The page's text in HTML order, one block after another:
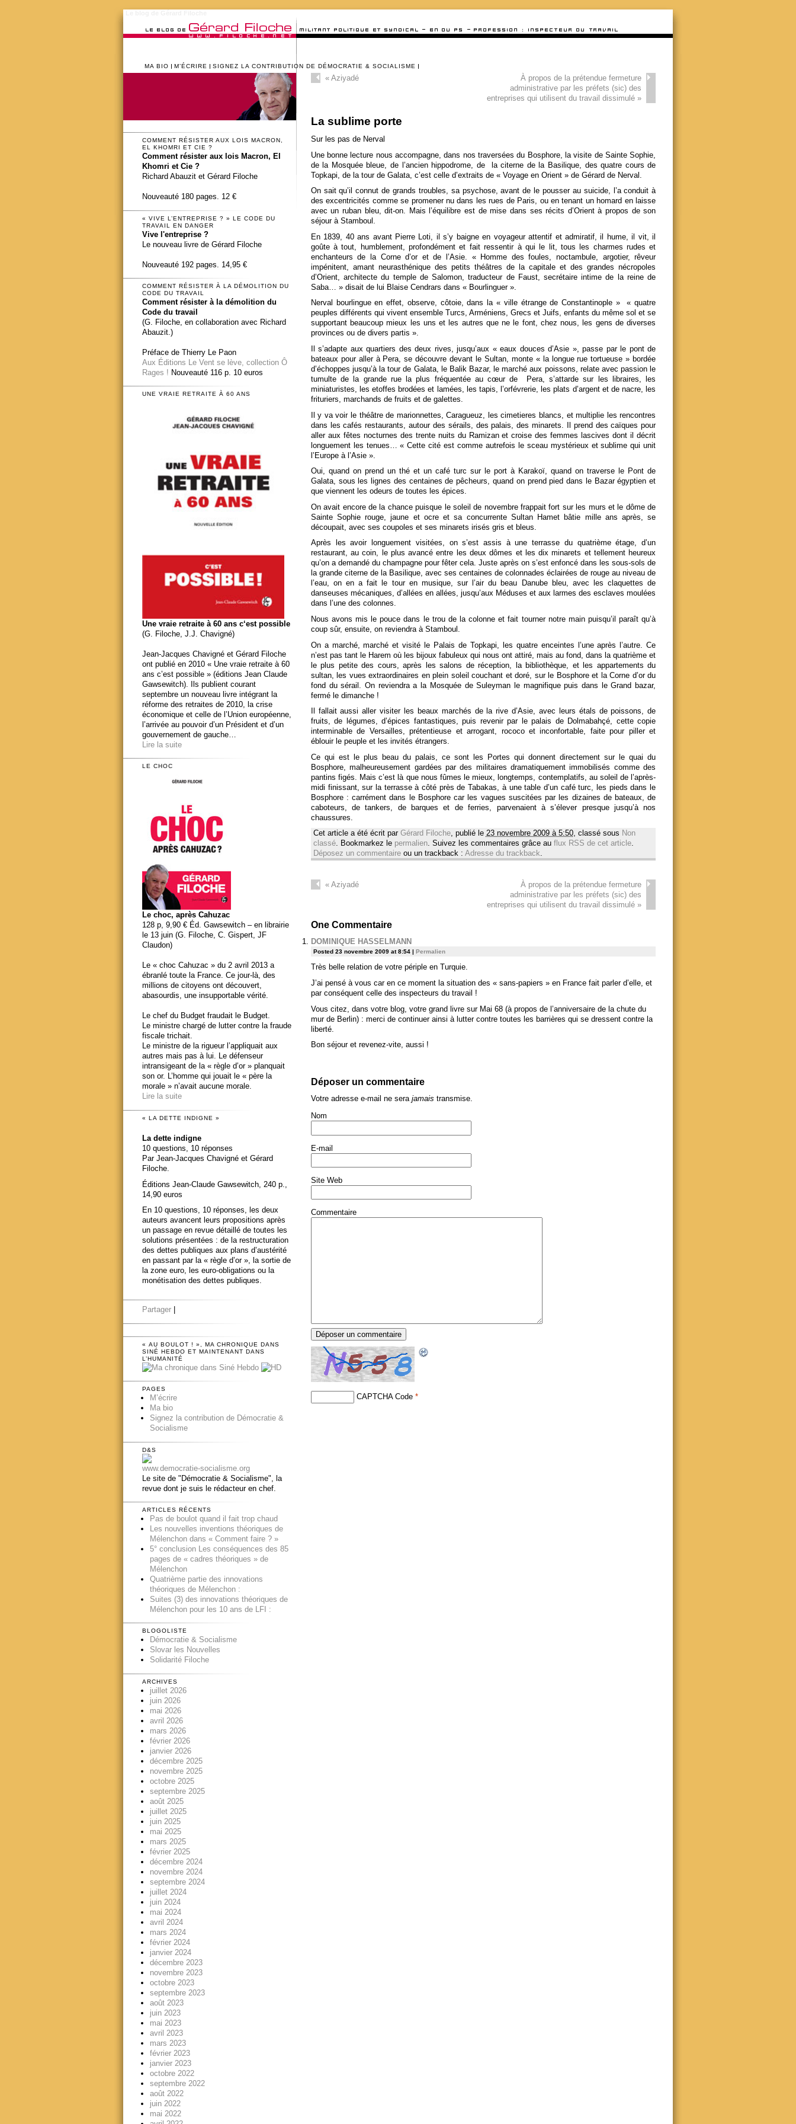
MA BIO M’ÉCRIRE SIGNEZ LA CONTRIBUTION DE DÉMOCRATIE & SOCIALISME
«Aziyadé
À propos de la prétendue fermeture
administrative par les préfets (sic) des
entreprises qui utilisent du travail dissimulé»
La sublime porte
Sur les pas de Nerval
Une bonne lecture nous accompagne, dans nos traversées du Bosphore, la visite de Sainte Sophie,
de la Mosquée bleue, de l’ancien hippodrome, de la citerne de la Basilique, des quatre cours de
Topkapi, de la tour de Galata, c’est celle d’extraits de « Voyage en Orient » de Gérard de Nerval.
On sait qu’il connut de grands troubles, sa psychose, avant de le pousser au suicide, l’a conduit à
des excentricités comme se promener nu dans les rues de Paris, ou en tenant un homard en laisse
avec un ruban bleu, dit-on. Mais l’équilibre est de mise dans ses récits d’Orient à propos de son
séjour à Stamboul.
En 1839, 40 ans avant Pierre Loti, il s’y baigne en voyageur attentif et admiratif, il hume, il vit, il
goûte à tout, humblement, profondément et fait ressentir à qui le lit, tous les charmes rudes et
enchanteurs de la Corne d’or et de l’Asie. « Homme des foules, noctambule, argotier, rêveur
impénitent, amant neurasthénique des petits théâtres de la capitale et des grandes nécropoles
d’Orient, architecte du temple de Salomon, traducteur de Faust, secrétaire intime de la reine de
Saba… » disait de lui Blaise Cendrars dans « Bourlinguer ».
Nerval bourlingue en effet, observe, côtoie, dans la « ville étrange de Constantinople » « quatre
peuples différents qui vivent ensemble Turcs, Arméniens, Grecs et Juifs, enfants du même sol et se
supportant beaucoup mieux les uns et les autres que ne le font, chez nous, les gens de diverses
provinces ou de divers partis ».
Il s’adapte aux quartiers des deux rives, jusqu’aux « eaux douces d’Asie », passe par le pont de
bateaux pour aller à Pera, se découvre devant le Sultan, monte « la longue rue tortueuse » bordée
d’échoppes jusqu’à la tour de Galata, le Balik Bazar, le marché aux poissons, relate avec passion le
tumulte de la grande rue la plus fréquentée au cœur de Pera, s’attarde sur les libraires, les
miniaturistes, les etoffes brodées et lamées, les tapis, l’orfévrerie, les plats d’argent et de nacre, les
frituriers, marchands de fruits et de galettes.
Il y va voir le théâtre de marionnettes, Caragueuz, les cimetieres blancs, et multiplie les rencontres
dans les cafés restaurants, autour des sérails, des palais, des minarets. Il prend des caïques pour
aller aux fêtes nocturnes des trente nuits du Ramizan et croise des femmes lascives dont il décrit
longuement les tenues… « Cette cité est comme autrefois le sceau mystérieux et sublime qui unit
l’Europe à l’Asie ».
Oui, quand on prend un thé et un café turc sur le port à Karakoï, quand on traverse le Pont de
Galata, sous les lignes des centaines de pêcheurs, quand on prend pied dans le Bazar égyptien et
que viennent les odeurs de toutes les épices.
On avait encore de la chance puisque le soleil de novembre frappait fort sur les murs et le dôme de
Sainte Sophie rouge, jaune et ocre et sa concurrente Sultan Hamet bâtie mille ans après, se
découpait, avec ses coupoles et ses minarets irisés gris et bleus.
Après les avoir longuement visitées, on s’est assis à une terrasse du quatrième étage, d’un
restaurant, au coin, le plus avancé entre les deux dômes et les dix minarets et tellement heureux
qu’on a demandé du champagne pour fêter cela. Juste après on s’est enfoncé dans les sous-sols de
la grande citerne de la Basilique, avec ses centaines de colonnades éclairées de rouge au niveau de
l’eau, on en a fait le tour en musique, sur l’air du beau Danube bleu, avec les claquettes de
danseuses mécaniques, d’allées en allées, jusqu’aux Méduses et aux larmes des esclaves moulées
dans l’une des colonnes.
Nous avons mis le pouce dans le trou de la colonne et fait tourner notre main puisqu’il paraît qu’à
coup sûr, ensuite, on reviendra à Stamboul.
On a marché, marché et visité le Palais de Topkapi, les quatre enceintes l’une après l’autre. Ce
n’est pas tant le Harem où les bijoux fabuleux qui nous ont attiré, mais au fond, dans la quatrième et
le plus petite des cours, après les salons de réception, la bibliothèque, et les appartements du
sultan, les vues extraordinaires en plein soleil couchant et doré, sur le Bosphore et la Corne d’or du
fond du sérail. On reviendra a la Mosquée de Suleyman le magnifique puis dans le Grand bazar,
fermé le dimanche !
Il fallait aussi aller visiter les beaux marchés de la rive d’Asie, avec leurs étals de poissons, de
fruits, de légumes, d’épices fantastiques, puis revenir par le palais de Dolmabahçé, cette copie
interminable de Versailles, prétentieuse et arrogant, rococo et inconfortable, faite pour piller et
éblouir le peuple et les invités étrangers.
Ce qui est le plus beau du palais, ce sont les Portes qui donnent directement sur le quai du
Bosphore, malheureusement gardées par des militaires dramatiquement immobilisés comme des
pantins figés. Mais c’est là que nous fûmes le mieux, longtemps, contemplatifs, au soleil de l’après-
midi finissant, sur la terrasse à côté près de Tabakas, à une table d’un café turc, les pieds dans le
Bosphore : carrément dans le Bosphore car les vagues suscitées par les dizaines de bateaux, de
caboteurs, de tankers, de barques et de ferries, parvenaient à s’élever presque jusqu’à nos
chaussures.
Cet article a été écrit par Gérard Filoche, publié le 23 novembre 2009 à 5:50, classé sous Non
classé. Bookmarkez le permalien. Suivez les commentaires grâce au flux RSS de cet article.
Déposez un commentaireou un trackback : Adresse du trackback.
«Aziyadé
À propos de la prétendue fermeture
administrative par les préfets (sic) des
entreprises qui utilisent du travail dissimulé»
OneCommentaire
DOMINIQUE HASSELMANN
Posted 23 novembre 2009 at 8:54 | Permalien
Très belle relation de votre périple en Turquie.
J’ai pensé à vous car en ce moment la situation des « sans-papiers » en France fait parler d’elle, et
par conséquent celle des inspecteurs du travail !
Vous citez, dans votre blog, votre grand livre sur Mai 68 (à propos de l’anniversaire de la chute du
mur de Berlin) : merci de continuer ainsi à lutter contre toutes les barrières qui se dressent contre la
liberté.
Bon séjour et revenez-vite, aussi !
Déposer un commentaire
Votre adresse e-mail ne sera jamais transmise.
Nom
E-mail
Site Web
Commentaire
CAPTCHA Code*
COMMENT RÉSISTER AUX LOIS MACRON,
EL KHOMRI ET CIE ?
Comment résister aux lois Macron, El
Khomri et Cie ?
Richard Abauzit et Gérard Filoche
Nouveauté 180 pages. 12 €
« VIVE L’ENTREPRISE ? » LE CODE DU
TRAVAIL EN DANGER
Vive l'entreprise ?
Le nouveau livre de Gérard Filoche
Nouveauté 192 pages. 14,95 €
COMMENT RÉSISTER À LA DÉMOLITION DU
CODE DU TRAVAIL
Comment résister à la démolition du
Code du travail
(G. Filoche, en collaboration avec Richard
Abauzit.)
Préface de Thierry Le Paon
Aux Éditions Le Vent se lève, collection Ô
Rages ! Nouveauté 116 p. 10 euros
UNE VRAIE RETRAITE À 60 ANS
Une vraie retraite à 60 ans c‘est possible
(G. Filoche, J.J. Chavigné)
Jean-Jacques Chavigné et Gérard Filoche
ont publié en 2010 « Une vraie retraite à 60
ans c’est possible » (éditions Jean Claude
Gawsewitch). Ils publient courant
septembre un nouveau livre intégrant la
réforme des retraites de 2010, la crise
économique et celle de l’Union européenne,
l’arrivée au pouvoir d’un Président et d’un
gouvernement de gauche…
Lire la suite
LE CHOC
Le choc, après Cahuzac
128 p, 9,90 € Éd. Gawsewitch – en librairie
le 13 juin (G. Filoche, C. Gispert, JF
Claudon)
Le « choc Cahuzac » du 2 avril 2013 a
ébranlé toute la France. Ce jour-là, des
millions de citoyens ont découvert,
abasourdis, une insupportable vérité.
Le chef du Budget fraudait le Budget.
Le ministre chargé de lutter contre la fraude
fiscale trichait.
Le ministre de la rigueur l’appliquait aux
autres mais pas à lui. Le défenseur
intransigeant de la « règle d’or » planquait
son or. L’homme qui jouait le « père la
morale » n’avait aucune morale.
Lire la suite
« LA DETTE INDIGNE »
La dette indigne
10 questions, 10 réponses
Par Jean-Jacques Chavigné et Gérard
Filoche.
Éditions Jean-Claude Gawsewitch, 240 p.,
14,90 euros
En 10 questions, 10 réponses, les deux
auteurs avancent leurs propositions après
un passage en revue détaillé de toutes les
solutions présentées : de la restructuration
des dettes publiques aux plans d’austérité
en passant par la « règle d’or », la sortie de
la zone euro, les euro-obligations ou la
monétisation des dettes publiques.
Partager
« AU BOULOT ! », MA CHRONIQUE DANS
SINÉ HEBDO ET MAINTENANT DANS
L’HUMANITÉ
PAGES
M’écrire
Ma bio
Signez la contribution de Démocratie &
Socialisme
D&S
www.democratie-socialisme.org
Le site de "Démocratie & Socialisme", la
revue dont je suis le rédacteur en chef.
ARTICLES RÉCENTS
Pas de boulot quand il fait trop chaud
Les nouvelles inventions théoriques de
Mélenchon dans « Comment faire ? »
5° conclusion Les conséquences des 85
pages de « cadres théoriques » de
Mélenchon
Quatrième partie des innovations
théoriques de Mélenchon :
Suites (3) des innovations théoriques de
Mélenchon pour les 10 ans de LFI :
BLOGOLISTE
Démocratie & Socialisme
Slovar les Nouvelles
Solidarité Filoche
ARCHIVES
juillet 2026
juin 2026
mai 2026
avril 2026
mars 2026
février 2026
janvier 2026
décembre 2025
novembre 2025
octobre 2025
septembre 2025
août 2025
juillet 2025
juin 2025
mai 2025
mars 2025
février 2025
décembre 2024
novembre 2024
septembre 2024
juillet 2024
juin 2024
mai 2024
avril 2024
mars 2024
février 2024
janvier 2024
décembre 2023
novembre 2023
octobre 2023
septembre 2023
août 2023
juin 2023
mai 2023
avril 2023
mars 2023
février 2023
janvier 2023
octobre 2022
septembre 2022
août 2022
juin 2022
mai 2022